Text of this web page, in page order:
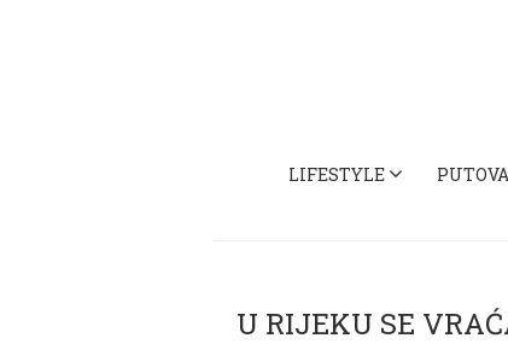
LIFESTYLE
U RIJEKU SE